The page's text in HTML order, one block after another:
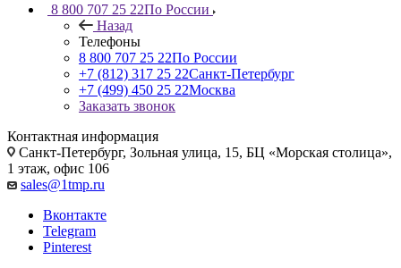
8 800 707 25 22По России
Назад
Телефоны
8 800 707 25 22По России
+7 (812) 317 25 22Санкт-Петербург
+7 (499) 450 25 22Москва
Заказать звонок
Контактная информация
Санкт-Петербург, Зольная улица, 15, БЦ «Морская столица»,
1 этаж, офис 106
sales@1tmp.ru
Вконтакте
Telegram
Pinterest